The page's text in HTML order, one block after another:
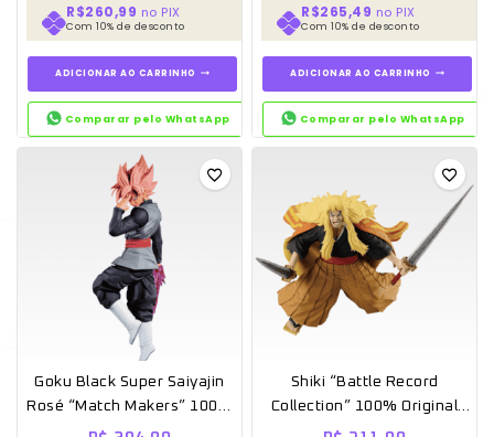
R$260,99 no PIX
Com 10% de desconto
ADICIONAR AO CARRINHO
Comparar pelo WhatsApp
R$265,49 no PIX
Com 10% de desconto
ADICIONAR AO CARRINHO
Comparar pelo WhatsApp
Goku Black Super Saiyajin
Rosé “Match Makers” 100%
Original Lacrado – Banpresto
Shiki “Battle Record
Collection” 100% Original
Lacrado